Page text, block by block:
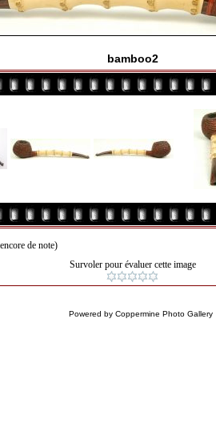
bamboo2
de note)
Survoler pour évaluer cette image
Powered by Coppermine Photo Gallery